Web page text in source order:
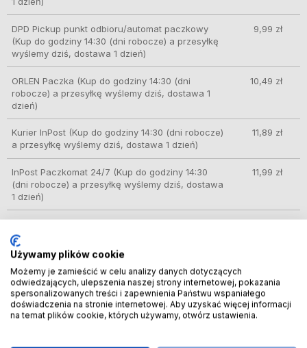
DPD Pickup punkt odbioru/automat paczkowy
(Kup do godziny 14:30 (dni robocze) a przesyłkę
wyślemy dziś, dostawa 1 dzień)
9,99 zł
ORLEN Paczka (Kup do godziny 14:30 (dni
robocze) a przesyłkę wyślemy dziś, dostawa 1
dzień)
10,49 zł
Kurier InPost(Kup do godziny 14:30 (dni robocze)
a przesyłkę wyślemy dziś, dostawa 1 dzień)
11,89 zł
InPost Paczkomat 24/7 (Kup do godziny 14:30
(dni robocze) a przesyłkę wyślemy dziś, dostawa
1 dzień)
11,99 zł
14:30 (dni robocze) a przesyłkę wyślemy dziś,
dostawa 1 dzień)
InPost Kurier Pobranie (Kup do godziny 14:30 (dni
robocze) a przesyłkę wyślemy dziś, dostawa 1
dzień)
Używamy plików cookie
Możemy je zamieścić w celu analizy danych dotyczących
odwiedzających, ulepszenia naszej strony internetowej, pokazania
spersonalizowanych treści i zapewnienia Państwu wspaniałego
doświadczenia na stronie internetowej. Aby uzyskać więcej informacji
na temat plików cookie, których używamy, otwórz ustawienia.